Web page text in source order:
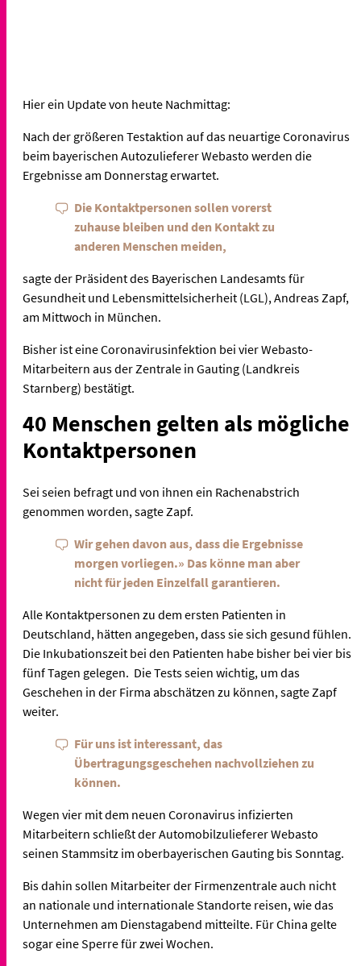
Hier ein Update von heute Nachmittag:
Nach der größeren Testaktion auf das neuartige Coronavirus
beim bayerischen Autozulieferer Webasto werden die
Ergebnisse am Donnerstag erwartet.
Die Kontaktpersonen sollen vorerst
zuhause bleiben und den Kontakt zu
anderen Menschen meiden,
sagte der Präsident des Bayerischen Landesamts für
Gesundheit und Lebensmittelsicherheit (LGL), Andreas Zapf,
am Mittwoch in München.
Bisher ist eine Coronavirusinfektion bei vierWebasto-
Mitarbeitern aus der Zentrale in Gauting (Landkreis
Starnberg) bestätigt.
40 Menschen gelten als mögliche
Kontaktpersonen
Sei seien befragt und von ihnen ein Rachenabstrich
genommen worden, sagte Zapf.
Wir gehen davon aus, dass die Ergebnisse
morgen vorliegen.» Das könne man aber
nicht für jeden Einzelfall garantieren.
Alle Kontaktpersonen zu dem ersten Patienten in
Deutschland, hätten angegeben, dass sie sich gesund fühlen.
Die Inkubationszeit bei den Patienten habe bisher bei vier bis
fünf Tagen gelegen. Die Tests seien wichtig, um das
Geschehen in der Firma abschätzen zu können, sagte Zapf
weiter.
Für uns ist interessant, das
Übertragungsgeschehen nachvollziehen zu
können.
Wegen vier mit dem neuen Coronavirus infizierten
Mitarbeitern schließt der Automobilzulieferer Webasto
seinen Stammsitz im oberbayerischen Gauting bis Sonntag.
Bis dahin sollen Mitarbeiter der Firmenzentrale auch nicht
an nationale und internationale Standorte reisen, wie das
Unternehmen am Dienstagabend mitteilte. Für China gelte
sogar eine Sperre für zwei Wochen.